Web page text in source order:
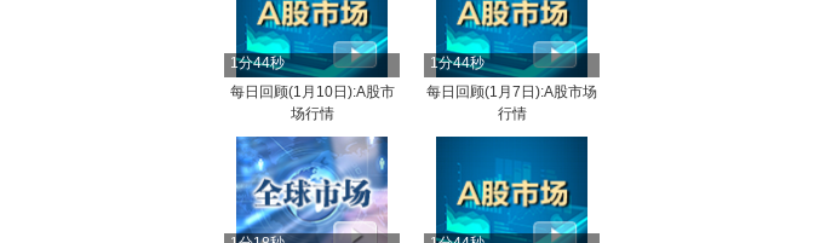
1分44秒
每日回顾(1月10日):A股市
场行情
1分44秒
每日回顾(1月7日):A股市场
行情